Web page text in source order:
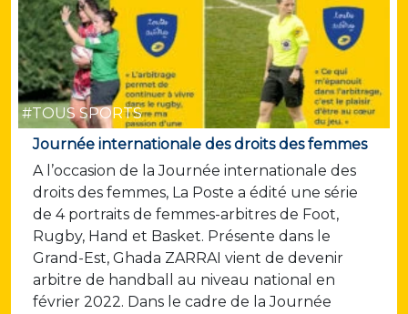
#TOUS SPORTS
Journée internationale des droits des femmes
A l’occasion de la Journée internationale des
droits des femmes, La Poste a édité une série
de 4 portraits de femmes-arbitres de Foot,
Rugby, Hand et Basket. Présente dans le
Grand-Est, Ghada ZARRAI vient de devenir
arbitre de handball au niveau national en
février 2022. Dans le cadre de la Journée